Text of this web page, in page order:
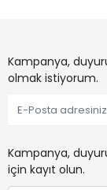
Kampanya,
olmak istiyorum.
Kampanya,
için kayıt olun.